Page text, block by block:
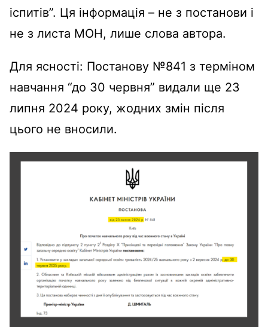
іспитів”. Ця інформація – не з постанови і
не з листа МОН, лише слова автора.
Для ясності: Постанову №841 з терміном
навчання “до 30 червня” видали ще 23
липня 2024 року, жодних змін після
цього не вносили.